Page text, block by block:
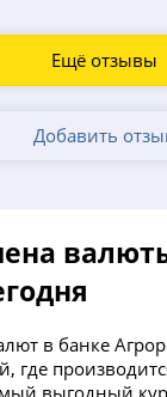
Ещё отзывы
Добавить
в банке
где
выгодный